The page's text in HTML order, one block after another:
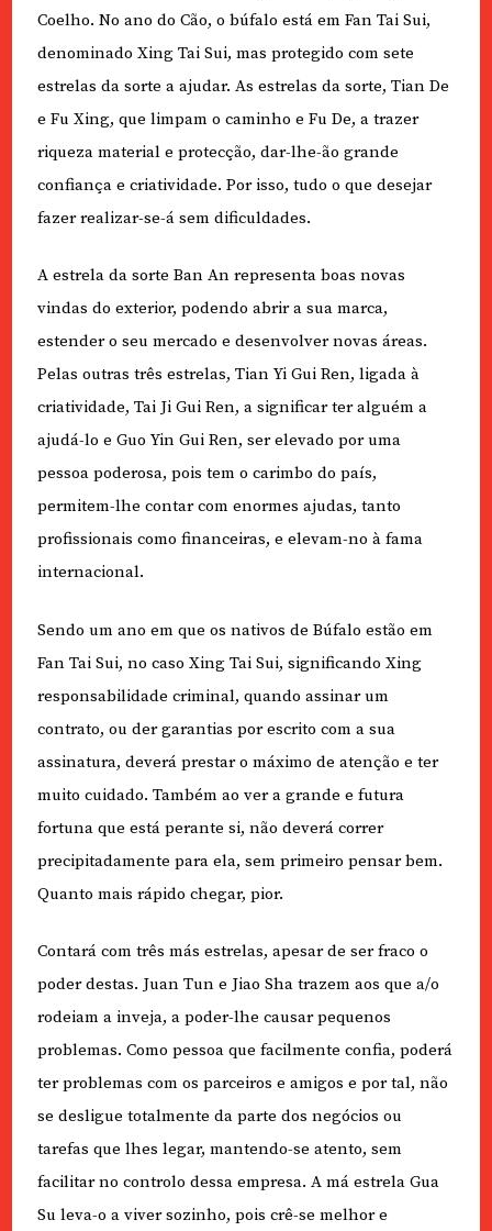
Coelho. No ano do Cão, o búfalo está em Fan Tai Sui,
denominado Xing Tai Sui, mas protegido com sete
estrelas da sorte a ajudar. As estrelas da sorte, Tian De
e Fu Xing, que limpam o caminho e Fu De, a trazer
riqueza material e protecção, dar-lhe-ão grande
confiança e criatividade. Por isso, tudo o que desejar
fazer realizar-se-á sem dificuldades.
A estrela da sorte Ban An representa boas novas
vindas do exterior, podendo abrir a sua marca,
estender o seu mercado e desenvolver novas áreas.
Pelas outras três estrelas, Tian Yi Gui Ren, ligada à
criatividade, Tai Ji Gui Ren, a significar ter alguém a
ajudá-lo e Guo Yin Gui Ren, ser elevado por uma
pessoa poderosa, pois tem o carimbo do país,
permitem-lhe contar com enormes ajudas, tanto
profissionais como financeiras, e elevam-no à fama
internacional.
Sendo um ano em que os nativos de Búfalo estão em
Fan Tai Sui, no caso Xing Tai Sui, significando Xing
responsabilidade criminal, quando assinar um
contrato, ou der garantias por escrito com a sua
assinatura, deverá prestar o máximo de atenção e ter
muito cuidado. Também ao ver a grande e futura
fortuna que está perante si, não deverá correr
precipitadamente para ela, sem primeiro pensar bem.
Quanto mais rápido chegar, pior.
Contará com três más estrelas, apesar de ser fraco o
poder destas. Juan Tun e Jiao Sha trazem aos que a/o
rodeiam a inveja, a poder-lhe causar pequenos
problemas. Como pessoa que facilmente confia, poderá
ter problemas com os parceiros e amigos e por tal, não
se desligue totalmente da parte dos negócios ou
tarefas que lhes legar, mantendo-se atento, sem
facilitar no controlo dessa empresa. A má estrela Gua
Su leva-o a viver sozinho, pois crê-se melhor e